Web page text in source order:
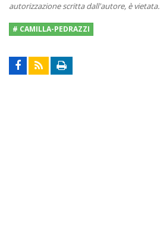
autorizzazione scritta dall'autore, è vietata.
# CAMILLA-PEDRAZZI